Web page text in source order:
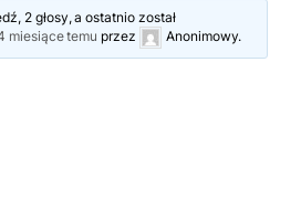
2 głosy, a ostatnio został
miesiące temu przez Anonimowy.